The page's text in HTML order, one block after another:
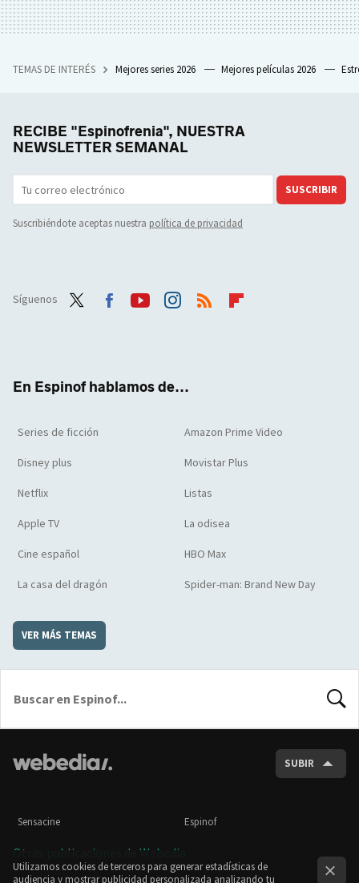
TEMAS DE INTERÉS Mejores series 2026 Mejores películas 2026
RECIBE "Espinofrenia", NUESTRA
NEWSLETTER SEMANAL
SUSCRIBIR
Suscribiéndote aceptas nuestra política de privacidad
Síguenos
En Espinof hablamos de...
Series de ficción Amazon Prime Video
Disney plus Movistar Plus
Netflix Listas
Apple TV La odisea
Cine español HBO Max
La casa del dragón Spider-man: Brand New Day
VER MÁS TEMAS
SUBIR
Sensacine Espinof
Otras publicaciones de Webedia
Utilizamos cookies de terceros para generar estadísticas de
audiencia y mostrar publicidad personalizada analizando tu